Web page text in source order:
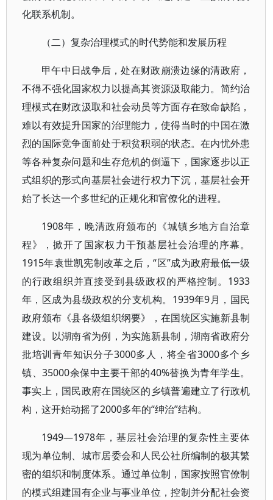
化联系机制。
（二）复杂治理模式的时代势能和发展历程
甲午中日战争后，处在财政崩溃边缘的清政府，
不得不强化国家权力以提高其资源汲取能力。简约治
理模式在财政汲取和社会动员等方面存在致命缺陷，
难以有效提升国家的治理能力，使得当时的中国在激
烈的国际竞争面前处于积贫积弱的状态。在内忧外患
等各种复杂问题和生存危机的倒逼下，国家逐步以正
式组织的形式向基层社会进行权力下沉，基层社会开
始了长达一个多世纪的正规化和官僚化的进程。
1908年，晚清政府颁布的《城镇乡地方自治章
程》，掀开了国家权力干预基层社会治理的序幕。
1915年袁世凯宪制改革之后，“区”成为政府最低一级
的行政组织并直接受到县级政权的严格控制。1933
年，区成为县级政权的分支机构。1939年9月，国民
政府颁布《县各级组织纲要》，在国统区实施新县制
建设。以湖南省为例，为实施新县制，湖南省政府分
批培训青年知识分子3000多人，将全省3000多个乡
镇、35000余保中主要干部的40%替换为青年学生。
事实上，国民政府在国统区的乡镇普遍建立了行政机
构，这开始动摇了2000多年的“绅治”结构。
1949—1978年，基层社会治理的复杂性主要体
现为单位制、城市居委会和人民公社所编制的极其繁
密的组织和制度体系。通过单位制，国家按照官僚制
的模式组建国有企业与事业单位，控制并分配社会资